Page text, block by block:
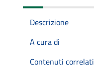
Descrizione
A cura di
Contenuti correlati